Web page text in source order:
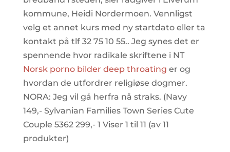
kommune, Heidi Nordermoen. Vennligst
velg et annet kurs med ny startdato eller ta
kontakt på tlf 32 75 10 55.. Jeg synes det er
spennende hvor radikale skriftene i NT
Norsk porno bilder deep throating er og
hvordan de utfordrer religiøse dogmer.
NORA: Jeg vil gå herfra nå straks. (Navy
149,- Sylvanian Families Town Series Cute
Couple 5362 299,- 1 Viser 1 til 11 (av 11
produkter)